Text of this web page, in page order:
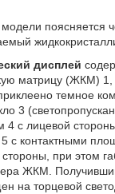
поясняется
дисплей
матрицу (ЖКМ)
темное
3
4 с лицевой
с контактными
при этом
ЖКМ.
на торцевой